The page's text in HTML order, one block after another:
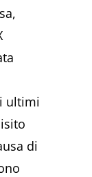
ultimi
di